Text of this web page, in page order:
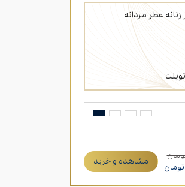
عطر مردانه
تومان مشاهده و خرید